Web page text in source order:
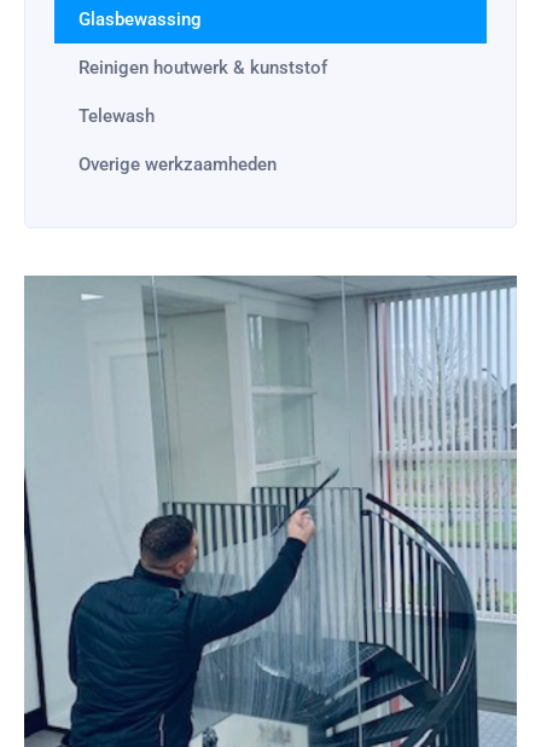
Glasbewassing
Reinigen houtwerk & kunststof
Telewash
Overige werkzaamheden